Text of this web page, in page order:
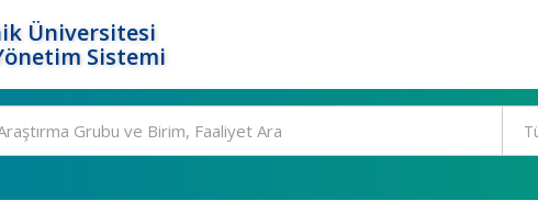
Üniversitesi
Sistemi